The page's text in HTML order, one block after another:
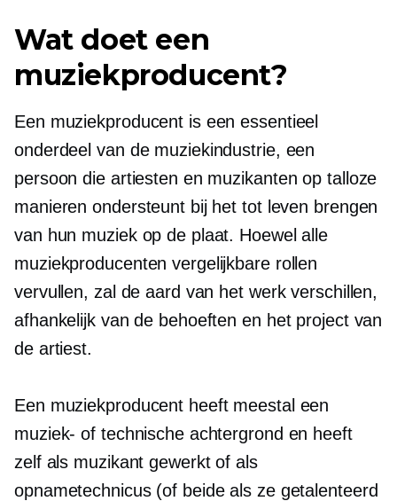
Wat doet een
muziekproducent?
Een muziekproducent is een essentieel
onderdeel van de muziekindustrie, een
persoon die artiesten en muzikanten op talloze
manieren ondersteunt bij het tot leven brengen
van hun muziek op de plaat. Hoewel alle
muziekproducenten vergelijkbare rollen
vervullen, zal de aard van het werk verschillen,
afhankelijk van de behoeften en het project van
de artiest.
Een muziekproducent heeft meestal een
muziek- of technische achtergrond en heeft
zelf als muzikant gewerkt of als
opnametechnicus (of beide als ze getalenteerd